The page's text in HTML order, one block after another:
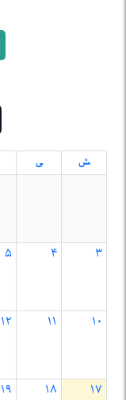
۳ ۴ ۵
۱۰ ۱۱ ۱۲
۱۷ ۱۸ ۱۹